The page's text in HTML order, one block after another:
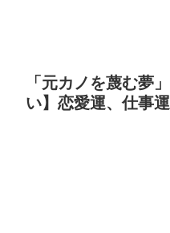
「元カノを蔑む夢
い】恋愛運、仕事